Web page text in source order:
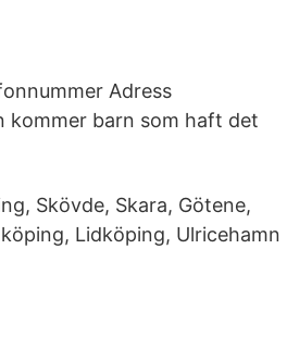
Adress
kommer barn som haft det
Skövde, Skara, Götene,
Lidköping, Ulricehamn